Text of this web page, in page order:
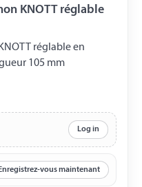
KNOTT réglable
réglable en
105 mm
Log in
Enregistrez-vous maintenant